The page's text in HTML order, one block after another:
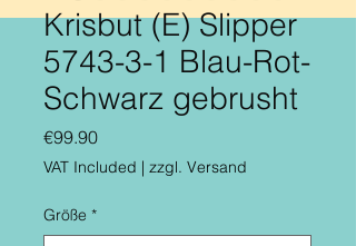
Krisbut (E) Slipper
5743-3-1 Blau-Rot-
Schwarz gebrusht
€99.90Price
VAT Included | zzgl. Versand
Größe *